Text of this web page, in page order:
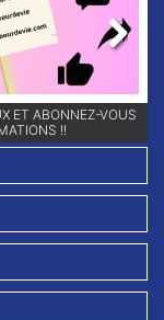
ET ABONNEZ-VOUS
!!